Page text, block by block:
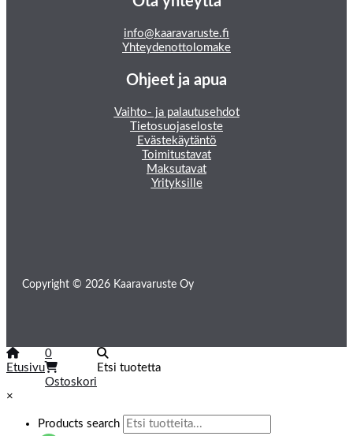
info@kaaravaruste.fi
Yhteydenottolomake
Ohjeet ja apua
Vaihto- ja palautusehdot
Tietosuojaseloste
Evästekäytäntö
Toimitustavat
Maksutavat
Yrityksille
Copyright © 2026 Kaaravaruste Oy
Etusivu
0
Ostoskori
Etsi tuotetta
×
Products search